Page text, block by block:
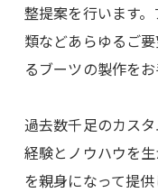
整提案を行います
類などあらゆるご
るブーツの製作をお
過去数千足のカス
経験とノウハウを
を親身になって提